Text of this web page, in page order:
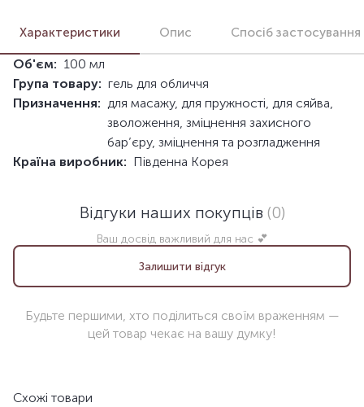
Характеристики Опис Спосіб застосування
Об'єм: 100 мл
Група товару: гель для обличчя
Призначення: для масажу, для пружності, для сяйва,
зволоження, зміцнення захисного
бар’єру, зміцнення та розгладження
Країна виробник: Південна Корея
Відгуки наших покупців (0)
Ваш досвід важливий для нас 💕
Залишити відгук
Будьте першими, хто поділиться своїм враженням —
цей товар чекає на вашу думку!
Схожі товари